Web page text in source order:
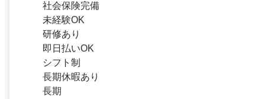
社会保険完備
未経験OK
研修あり
即日払いOK
シフト制
長期休暇あり
長期